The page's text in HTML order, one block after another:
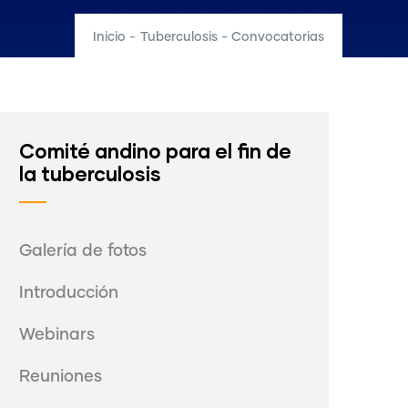
Inicio - Tuberculosis - Convocatorias
Comité andino para el fin de
la tuberculosis
Galería de fotos
Introducción
Webinars
Reuniones